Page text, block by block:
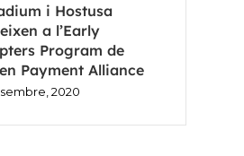
i Hostusa
a l’Early
Program de
Payment Alliance
2020